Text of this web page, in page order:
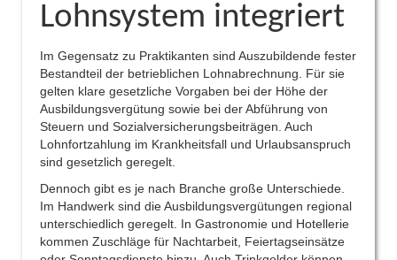
Lohnsystem integriert
Im Gegensatz zu Praktikanten sind Auszubildende fester
Bestandteil der betrieblichen Lohnabrechnung. Für sie
gelten klare gesetzliche Vorgaben bei der Höhe der
Ausbildungsvergütung sowie bei der Abführung von
Steuern und Sozialversicherungsbeiträgen. Auch
Lohnfortzahlung im Krankheitsfall und Urlaubsanspruch
sind gesetzlich geregelt.
Dennoch gibt es je nach Branche große Unterschiede.
Im Handwerk sind die Ausbildungsvergütungen regional
unterschiedlich geregelt. In Gastronomie und Hotellerie
kommen Zuschläge für Nachtarbeit, Feiertagseinsätze